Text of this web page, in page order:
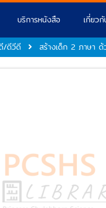
บริการหนังสือ เกี่ยวกั
/ดีวีดี สร้างเด็ก 2 ภาษา